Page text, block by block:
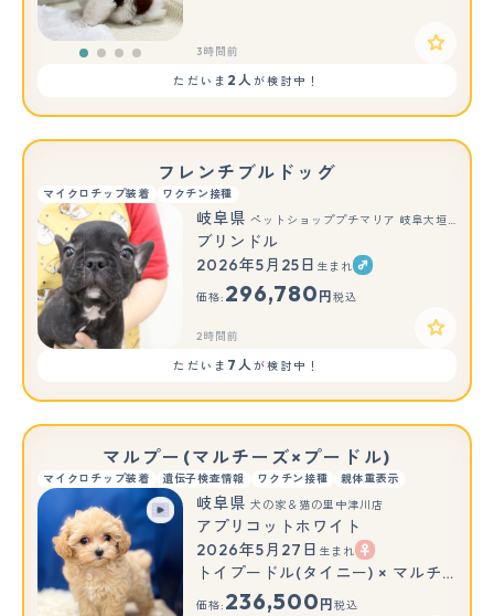
3時間前
ただいま 2人が検討中！
フレンチブルドッグ
マイクロチップ装着 ワクチン接種
岐阜県 ペットショッププチマリア 岐阜大垣垂井店
ブリンドル
2026年5月25日 生まれ
価格: 296,780 円 税込
2時間前
ただいま 7人が検討中！
マルプー(マルチーズ×プードル)
マイクロチップ装着 遺伝子検査情報 ワクチン接種 親体重表示
岐阜県 犬の家＆猫の里中津川店
アプリコットホワイト
2026年5月27日 生まれ
トイプードル(タイニー) × マルチーズ
価格: 236,500 円 税込